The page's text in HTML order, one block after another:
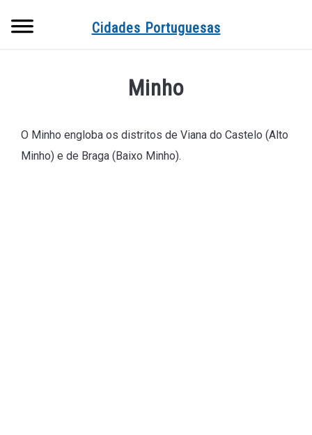
Cidades Portuguesas
Minho
O Minho engloba os distritos de Viana do Castelo (Alto
Minho) e de Braga (Baixo Minho).